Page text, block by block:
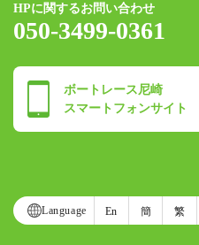
HPに関するお問い合わせ
050-3499-0361
ボートレース尼崎
スマートフォンサイト
Language En 簡 繁